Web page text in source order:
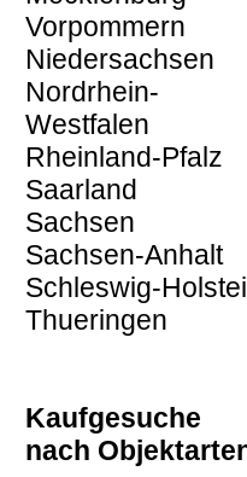
Vorpommern
Niedersachsen
Nordrhein-
Westfalen
Rheinland-Pfalz
Saarland
Sachsen
Sachsen-Anhalt
Schleswig-
Thueringen
Kaufgesuche
nach